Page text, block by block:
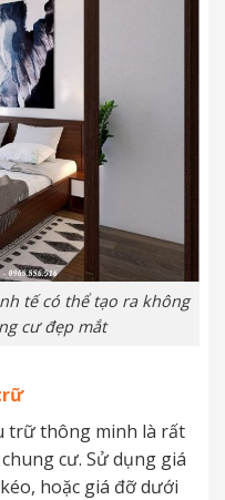
tế có thể tạo ra không
cư đẹp mắt
trữ thông minh là rất
cư. Sử dụng giá
hoặc giá đỡ dưới